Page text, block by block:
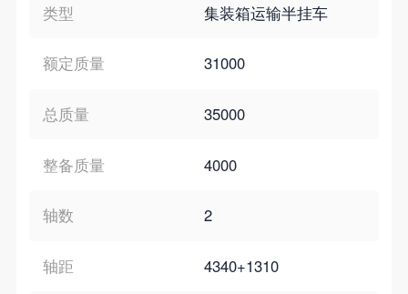
类型 集装箱运输半挂车
额定质量 31000
总质量 35000
整备质量 4000
轴数 2
轴距 4340+1310